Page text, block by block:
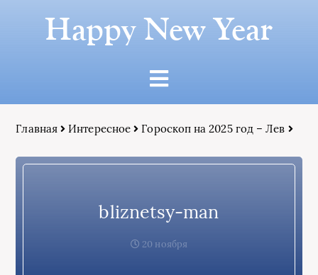
Happy New Year
Главная Интересное Гороскоп на 2025 год – Лев
bliznetsy-man
20 ноября